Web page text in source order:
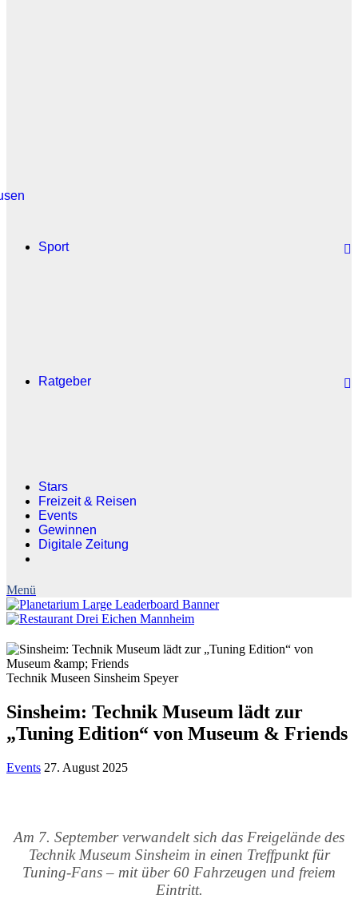
Sport
Ratgeber
Stars
Freizeit & Reisen
Events
Gewinnen
Digitale Zeitung
Technik Museen Sinsheim Speyer
Sinsheim: Technik Museum lädt zur
„Tuning Edition“ von Museum & Friends
Events 27. August 2025
Am 7. September verwandelt sich das Freigelände des
Technik Museum Sinsheim in einen Treffpunkt für
Tuning-Fans – mit über 60 Fahrzeugen und freiem
Eintritt.